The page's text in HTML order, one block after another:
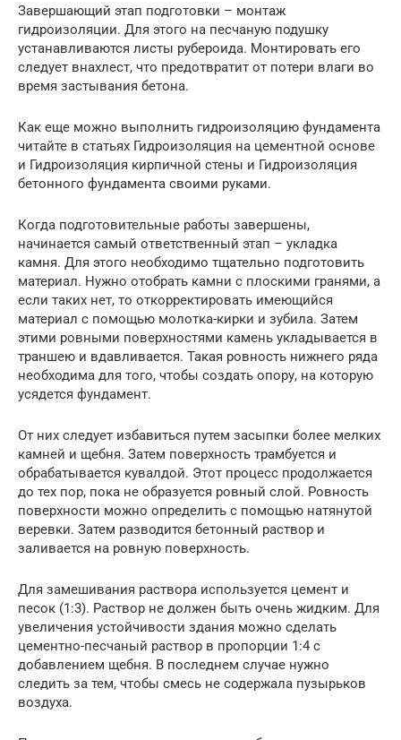
Завершающий этап подготовки – монтаж
гидроизоляции. Для этого на песчаную подушку
устанавливаются листы рубероида. Монтировать его
следует внахлест, что предотвратит от потери влаги во
время застывания бетона.
Как еще можно выполнить гидроизоляцию фундамента
читайте в статьях Гидроизоляция на цементной основе
и Гидроизоляция кирпичной стены и Гидроизоляция
бетонного фундамента своими руками.
Когда подготовительные работы завершены,
начинается самый ответственный этап – укладка
камня. Для этого необходимо тщательно подготовить
материал. Нужно отобрать камни с плоскими гранями, а
если таких нет, то откорректировать имеющийся
материал с помощью молотка-кирки и зубила. Затем
этими ровными поверхностями камень укладывается в
траншею и вдавливается. Такая ровность нижнего ряда
необходима для того, чтобы создать опору, на которую
усядется фундамент.
От них следует избавиться путем засыпки более мелких
камней и щебня. Затем поверхность трамбуется и
обрабатывается кувалдой. Этот процесс продолжается
до тех пор, пока не образуется ровный слой. Ровность
поверхности можно определить с помощью натянутой
веревки. Затем разводится бетонный раствор и
заливается на ровную поверхность.
Для замешивания раствора используется цемент и
песок (1:3). Раствор не должен быть очень жидким. Для
увеличения устойчивости здания можно сделать
цементно-песчаный раствор в пропорции 1:4 с
добавлением щебня. В последнем случае нужно
следить за тем, чтобы смесь не содержала пузырьков
воздуха.